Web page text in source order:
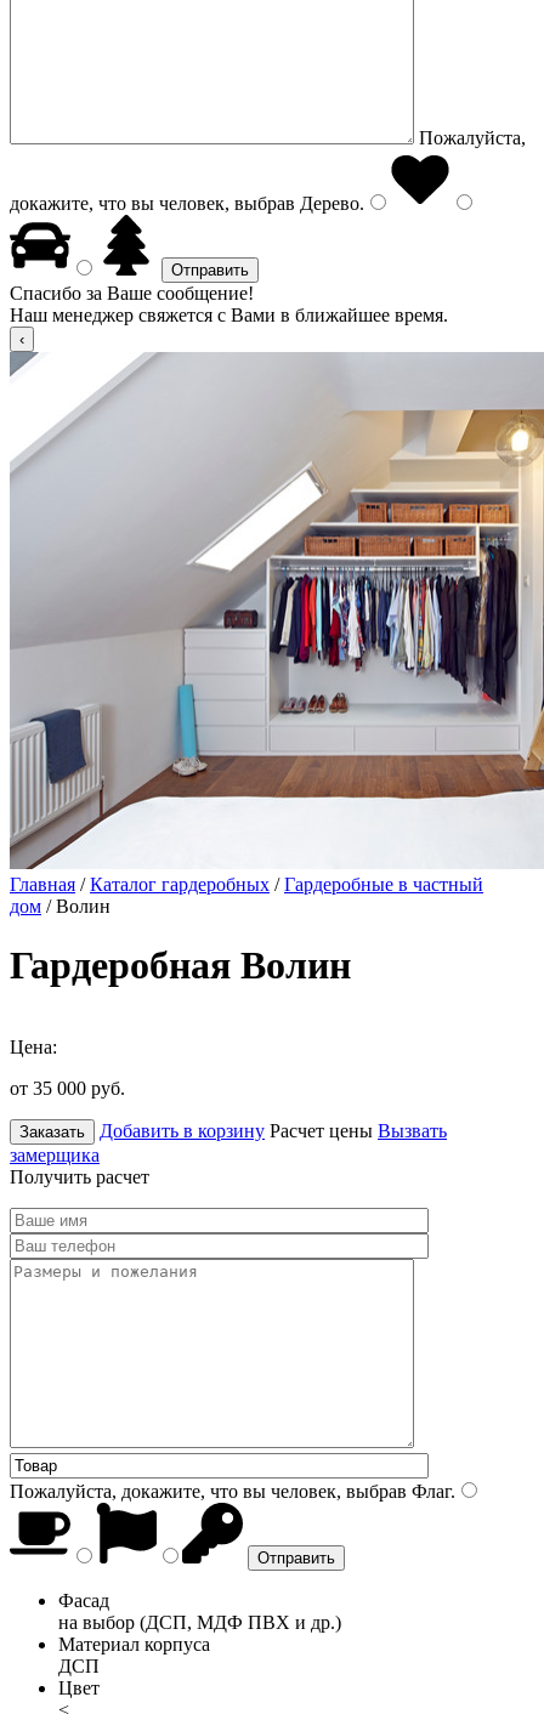
Пожалуйста,
докажите, что вы человек, выбрав Дерево.
Спасибо за Ваше сообщение!
Наш менеджер свяжется с Вами в ближайшее время.
Главная /Каталог гардеробных /Гардеробные в частный
дом / Волин
Гардеробная Волин
Цена:
от 35 000 руб.
Заказать Добавить в корзину Расчет цены Вызвать
замерщика
Получить расчет
Пожалуйста, докажите, что вы человек, выбрав Флаг.
Фасад
на выбор (ДСП, МДФ ПВХ и др.)
Материал корпуса
ДСП
Цвет
<